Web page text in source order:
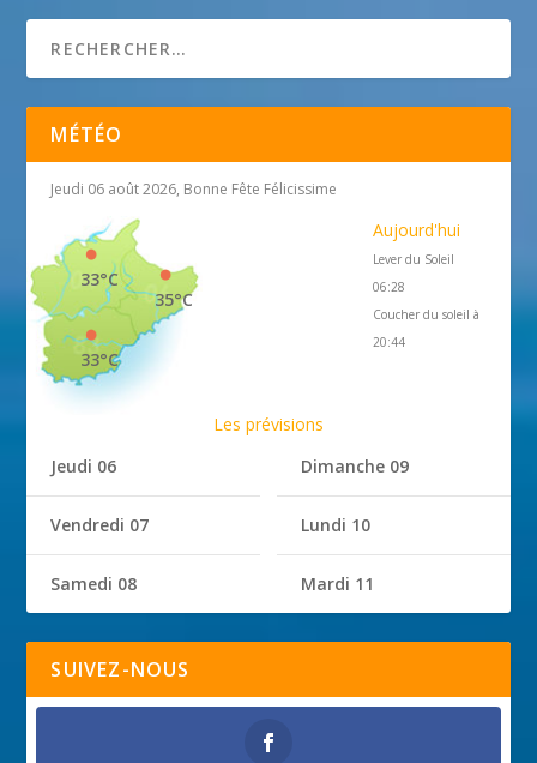
MÉTÉO
Jeudi 06 août 2026, Bonne Fête Félicissime
35°C
33°C
33°C
Aujourd'hui
Lever du Soleil
06:28
Coucher du soleil à
20:44
Les prévisions
Jeudi 06
Vendredi 07
Samedi 08
Dimanche 09
Lundi 10
Mardi 11
SUIVEZ-NOUS